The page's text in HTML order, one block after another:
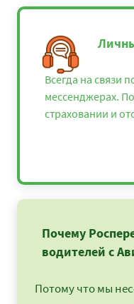
Всегда на связи
мессенджерах.
страховании и
Почему
водителей с
Потому что мы